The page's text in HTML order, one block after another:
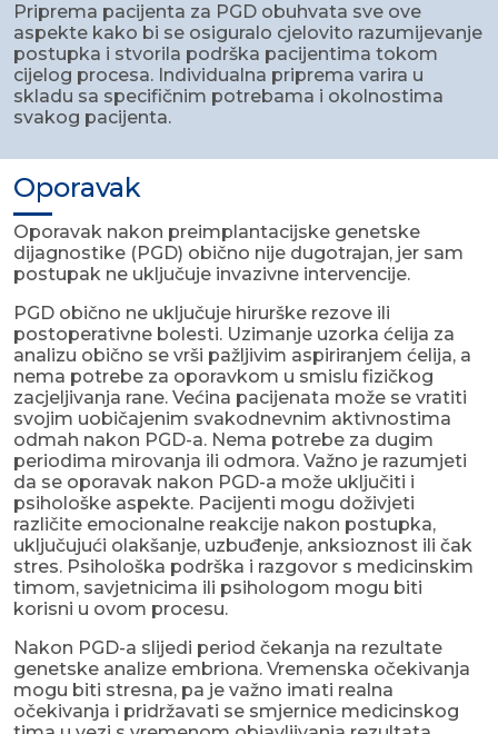
Priprema pacijenta za PGD obuhvata sve ove
aspekte kako bi se osiguralo cjelovito razumijevanje
postupka i stvorila podrška pacijentima tokom
cijelog procesa. Individualna priprema varira u
skladu sa specifičnim potrebama i okolnostima
svakog pacijenta.
Oporavak
Oporavak nakon preimplantacijske genetske
dijagnostike (PGD) obično nije dugotrajan, jer sam
postupak ne uključuje invazivne intervencije.
PGD obično ne uključuje hirurške rezove ili
postoperativne bolesti. Uzimanje uzorka ćelija za
analizu obično se vrši pažljivim aspiriranjem ćelija, a
nema potrebe za oporavkom u smislu fizičkog
zacjeljivanja rane. Većina pacijenata može se vratiti
svojim uobičajenim svakodnevnim aktivnostima
odmah nakon PGD-a. Nema potrebe za dugim
periodima mirovanja ili odmora. Važno je razumjeti
da se oporavak nakon PGD-a može uključiti i
psihološke aspekte. Pacijenti mogu doživjeti
različite emocionalne reakcije nakon postupka,
uključujući olakšanje, uzbuđenje, anksioznost ili čak
stres. Psihološka podrška i razgovor s medicinskim
timom, savjetnicima ili psihologom mogu biti
korisni u ovom procesu.
Nakon PGD-a slijedi period čekanja na rezultate
genetske analize embriona. Vremenska očekivanja
mogu biti stresna, pa je važno imati realna
očekivanja i pridržavati se smjernice medicinskog